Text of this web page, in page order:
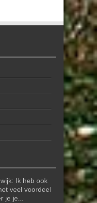
Ik heb ook
veel voordeel
je je...